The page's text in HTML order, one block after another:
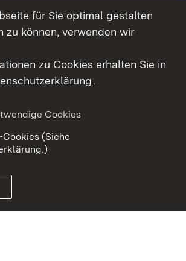
für Sie optimal gestalten
zu können, verwenden wir
zu Cookies erhalten Sie in
.
Cookies
(Siehe